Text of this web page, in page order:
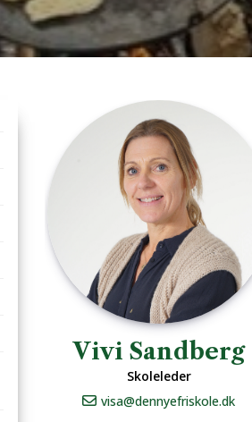
Vivi Sandberg
Skoleleder
visa@dennyefriskole.dk